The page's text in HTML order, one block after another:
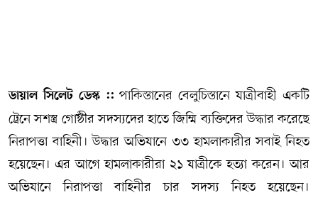
ডায়াল সিলেট ডেস্ক :: পাকিস্তানের বেলুচিস্তানে যাত্রীবাহী একটি
ট্রেনে সশস্ত্র গোষ্ঠীর সদস্যদের হাতে জিম্মি ব্যক্তিদের উদ্ধার করেছে
নিরাপত্তা বাহিনী। উদ্ধার অভিযানে ৩৩ হামলাকারীর সবাই নিহত
হয়েছেন। এর আগে হামলাকারীরা ২১ যাত্রীকে হত্যা করেন। আর
অভিযানে নিরাপত্তা বাহিনীর চার সদস্য নিহত হয়েছেন।
DIAL SYLHET